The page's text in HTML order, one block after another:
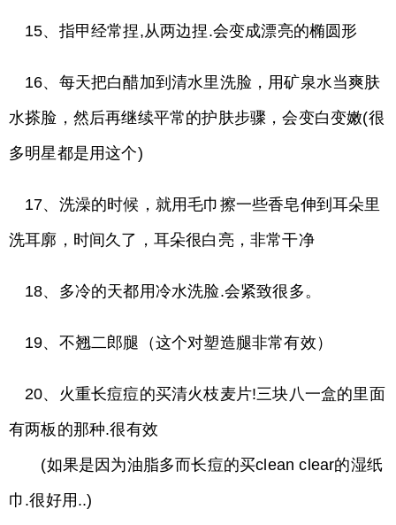
15、指甲经常捏,从两边捏.会变成漂亮的椭圆形
16、每天把白醋加到清水里洗脸，用矿泉水当爽肤
水搽脸，然后再继续平常的护肤步骤，会变白变嫩(很
多明星都是用这个)
17、洗澡的时候，就用毛巾擦一些香皂伸到耳朵里
洗耳廓，时间久了，耳朵很白亮，非常干净
18、多冷的天都用冷水洗脸.会紧致很多。
19、不翘二郎腿（这个对塑造腿非常有效）
20、火重长痘痘的买清火枝麦片!三块八一盒的里面
有两板的那种.很有效
(如果是因为油脂多而长痘的买clean clear的湿纸
巾.很好用..)